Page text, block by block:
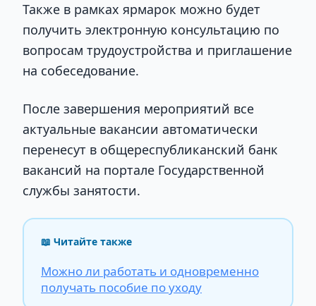
Также в рамках ярмарок можно будет
получить электронную консультацию по
вопросам трудоустройства и приглашение
на собеседование.
После завершения мероприятий все
актуальные вакансии автоматически
перенесут в общереспубликанский банк
вакансий на портале Государственной
службы занятости.
📖 Читайте также
Можно ли работать и одновременно
получать пособие по уходу